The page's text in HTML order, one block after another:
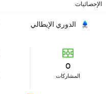
الإحصائيات
الدوري الإيطالي
0
المشاركات